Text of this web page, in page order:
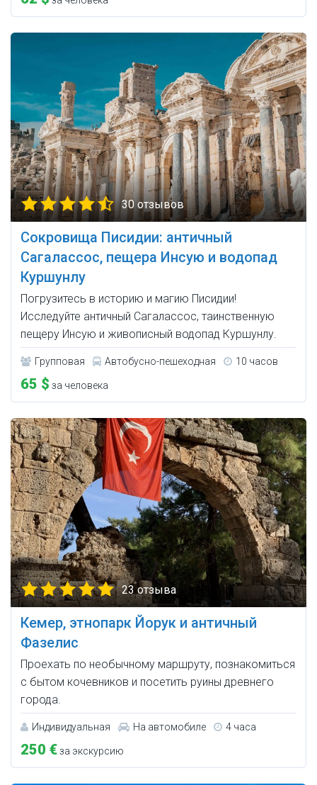
30 отзывов
Сокровища Писидии: античный
Сагалассос, пещера Инсую и водопад
Куршунлу
Погрузитесь в историю и магию Писидии!
Исследуйте античный Сагалассос, таинственную
пещеру Инсую и живописный водопад Куршунлу.
Групповая Автобусно-пешеходная 10 часов
65 $ за человека
23 отзыва
Кемер, этнопарк Йорук и античный
Фазелис
Проехать по необычному маршруту, познакомиться
с бытом кочевников и посетить руины древнего
города.
Индивидуальная На автомобиле 4 часа
250 €за экскурсию